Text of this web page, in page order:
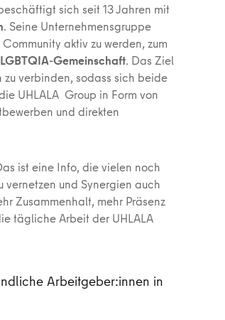
sich seit 13 Jahren mit
. Seine Unternehmensgruppe
aktiv zu werden, zum
Gemeinschaft. Das Ziel
verbinden, sodass sich beide
UHLALA Group in Form von
und direkten
ist eine Info, die vielen noch
und Synergien auch
Zusammenhalt, mehr Präsenz
tägliche Arbeit der UHLALA
Arbeitgeber:innen in